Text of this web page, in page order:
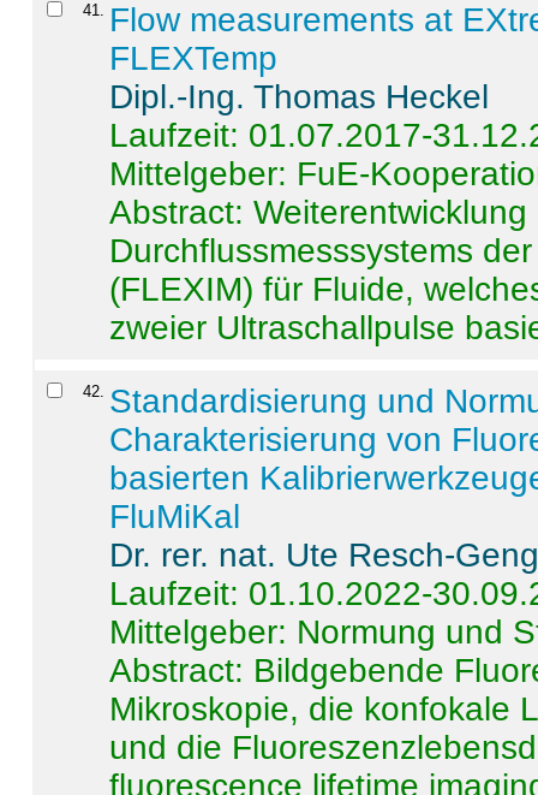
41. Flow measurements at
FLEXTemp
Dipl.-Ing. Thomas Heckel
Laufzeit: 01.07.2017-
Mittelgeber: FuE-
Abstract:
Durchflussmesssystems
(FLEXIM) für Fluide,
zweier Ultraschallpulse
42. Standardisierung und
Charakterisierung von
basierten
FluMiKal
Dr. rer. nat. Ute Resch-
Laufzeit: 01.10.2022-
Mittelgeber: Normung und
Abstract: Bildgebende
Mikroskopie, die konfokale
und die
fluorescence lifetime